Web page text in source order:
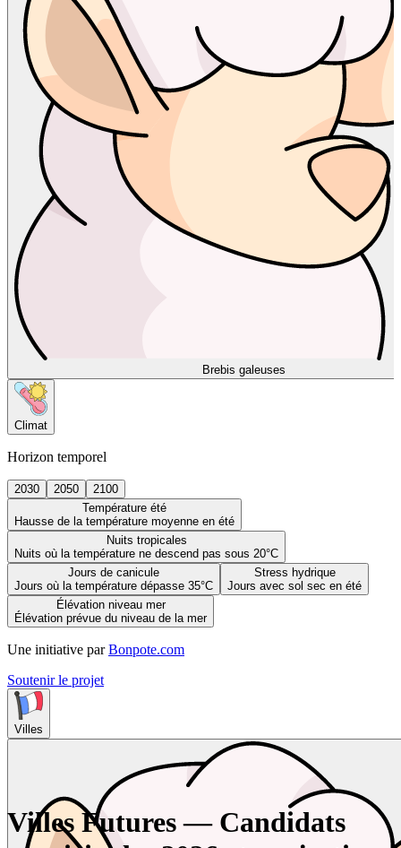
Brebis galeuses
Climat
Horizon temporel
2030 2050
2100
Température été
Hausse de la température moyenne en été
Nuits tropicales
Nuits où la température ne descend pas sous 20°C
Jours de canicule
Jours où la température dépasse 35°C
Stress hydrique
Jours avec sol sec en été
Élévation niveau mer
Élévation prévue du niveau de la mer
Une initiative par Bonpote.com
Soutenir le projet
Villes
Villes Futures — Candidats